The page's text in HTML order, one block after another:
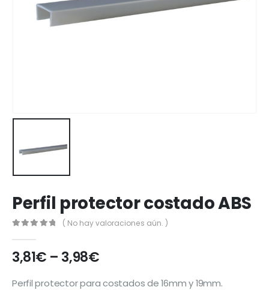
Perfil protector costado ABS
( No hay valoraciones aún. )
3,81€ – 3,98€
Perfil protector para costados de 16mm y 19mm.